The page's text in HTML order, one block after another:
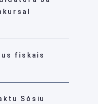
fiskais
Sósiu